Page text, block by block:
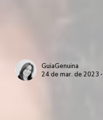
GuiaGenuina
24 de mar. de 2023